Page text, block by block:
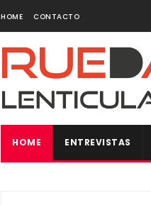
HOME CONTACTO
HOME ENTREVISTAS